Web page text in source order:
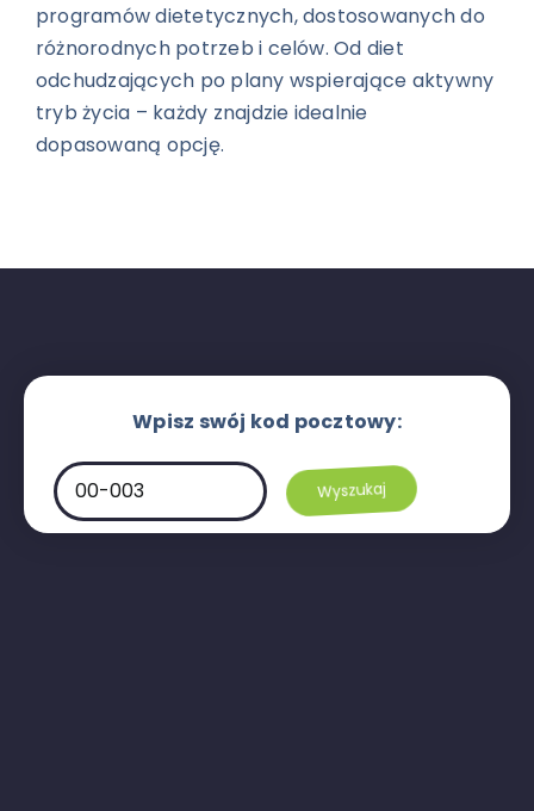
programów dietetycznych, dostosowanych do
różnorodnych potrzeb i celów. Od diet
odchudzających po plany wspierające aktywny
tryb życia – każdy znajdzie idealnie
dopasowaną opcję.
Wpisz swój kod pocztowy: